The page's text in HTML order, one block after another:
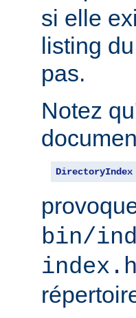
si elle
listing
pas.
Notez
DirectoryIndex
bin/